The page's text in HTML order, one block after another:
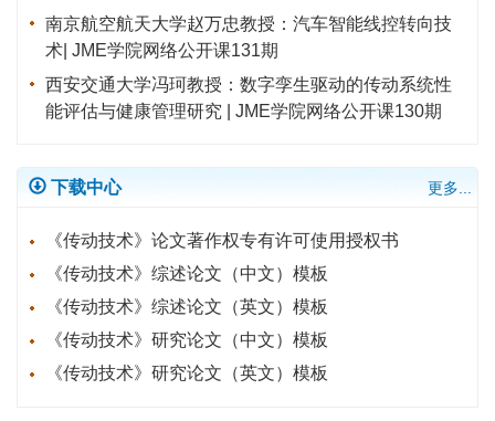
南京航空航天大学赵万忠教授：汽车智能线控转向技
术| JME学院网络公开课131期
西安交通大学冯珂教授：数字孪生驱动的传动系统性
能评估与健康管理研究 | JME学院网络公开课130期
下载中心 更多...
《传动技术》论文著作权专有许可使用授权书
《传动技术》综述论文（中文）模板
《传动技术》综述论文（英文）模板
《传动技术》研究论文（中文）模板
《传动技术》研究论文（英文）模板